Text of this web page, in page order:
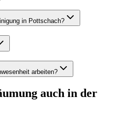
in Pottschach?
arbeiten?
auch in der